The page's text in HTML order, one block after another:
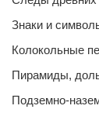
Знаки и
Колокольные
Пирамиды,
Подземно-